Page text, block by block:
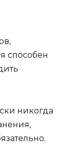
способен
никогда